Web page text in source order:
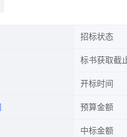
招标状态
标书获取截
开标时间
预算金额
中标金额